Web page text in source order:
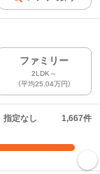
ファミリー
2LDK～
（平均25.04万円）
指定なし 1,667件